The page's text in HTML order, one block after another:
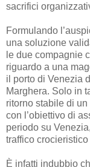
sacrifici
Formulando
una soluzione
le due compagnie
riguardo a una
il porto di Venezia
Marghera. Solo in
ritorno stabile di
con l’obiettivo di
periodo su
traffico
È infatti indubbio